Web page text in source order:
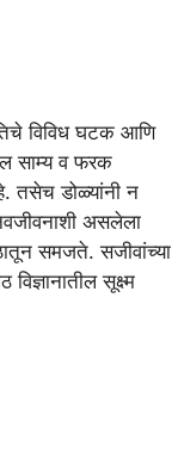
विविध घटक आणि
साम्य व फरक
तसेच डोळ्यांनी न
असलेला
समजते. सजीवांच्या
सूक्ष्म